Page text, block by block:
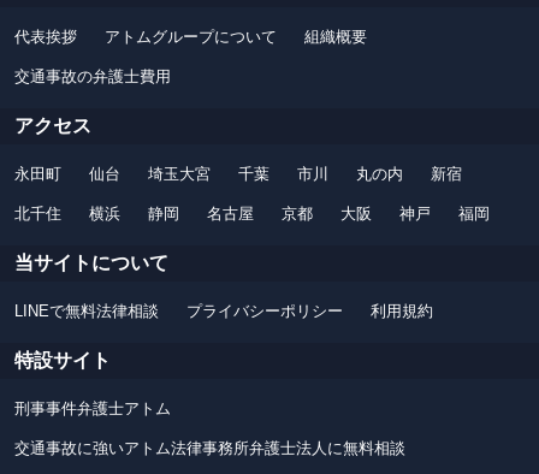
代表挨拶 アトムグループについて 組織概要
交通事故の弁護士費用
アクセス
永田町 仙台 埼玉大宮 千葉 市川 丸の内 新宿
北千住 横浜 静岡 名古屋 京都 大阪 神戸 福岡
当サイトについて
LINEで無料法律相談 プライバシーポリシー 利用規約
特設サイト
刑事事件弁護士アトム
交通事故に強いアトム法律事務所弁護士法人に無料相談